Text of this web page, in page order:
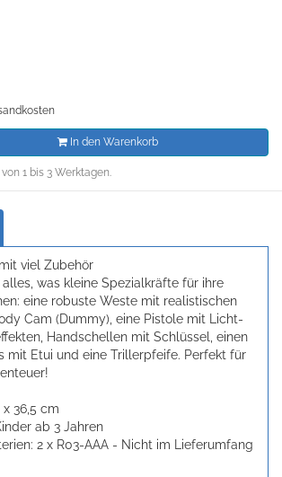
In den Warenkorb
1 bis 3 Werktagen.
viel Zubehör
was kleine Spezialkräfte für ihre
eine robuste Weste mit realistischen
Cam (Dummy), eine Pistole mit Licht-
Handschellen mit Schlüssel, einen
mit Etui und eine Trillerpfeife. Perfekt für
x 36,5 cm
ab 3 Jahren
2 x R03-AAA - Nicht im Lieferumfang